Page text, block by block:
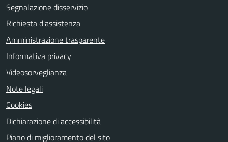
Segnalazione disservizio
Richiesta d'assistenza
Amministrazione trasparente
Informativa privacy
Videosorveglianza
Note legali
Cookies
Dichiarazione di accessibilità
Piano di miglioramento del sito